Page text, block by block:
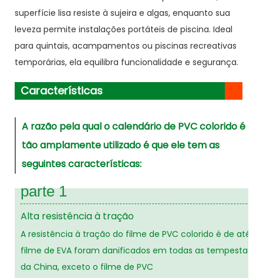
superfície lisa resiste à sujeira e algas, enquanto sua
leveza permite instalações portáteis de piscina. Ideal
para quintais, acampamentos ou piscinas recreativas
temporárias, ela equilibra funcionalidade e segurança.
Características
A razão pela qual o calendário de PVC colorido é
tão amplamente utilizado é que ele tem as
seguintes características:
parte 1
Alta resistência à tração
A resistência à tração do filme de PVC colorido é de até 29
filme de EVA foram danificados em todas as
da China, exceto o filme de PVC